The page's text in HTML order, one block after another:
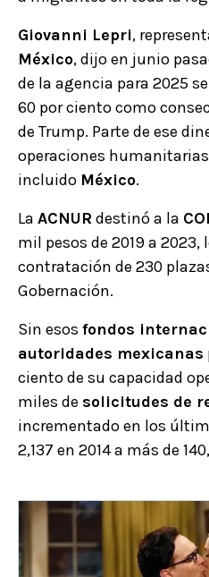
Giovanni Lepri,
México, dijo en junio
de la agencia para 2025
60 por ciento como
de Trump. Parte de ese
operaciones
incluido México.
La ACNURdestinó a la
mil pesos de 2019 a
contratación de 230
Gobernación.
Sin esos fondos
autoridades mexicanas
ciento de su capacidad
miles de solicitudes de
incrementado en los
2,137 en 2014 a más de